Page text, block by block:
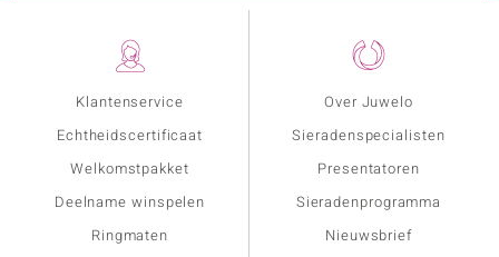
Klantenservice
Echtheidscertificaat
Welkomstpakket
Deelname winspelen
Ringmaten
Over Juwelo
Sieradenspecialisten
Presentatoren
Sieradenprogramma
Nieuwsbrief